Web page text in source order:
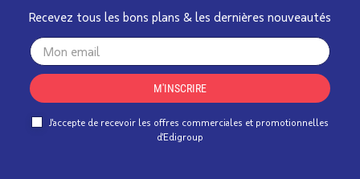
Recevez tous les bons plans & les dernières nouveautés
Your
email
M'INSCRIRE
J'accepte de recevoir les offres commerciales et promotionnelles
d'Edigroup